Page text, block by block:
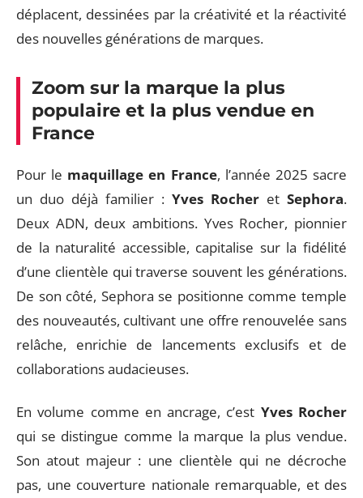
déplacent, dessinées par la créativité et la réactivité
des nouvelles générations de marques.
Zoom sur la marque la plus
populaire et la plus vendue en
France
Pour le maquillage en France, l’année 2025 sacre
un duo déjà familier : Yves Rocher et Sephora.
Deux ADN, deux ambitions. Yves Rocher, pionnier
de la naturalité accessible, capitalise sur la fidélité
d’une clientèle qui traverse souvent les générations.
De son côté, Sephora se positionne comme temple
des nouveautés, cultivant une offre renouvelée sans
relâche, enrichie de lancements exclusifs et de
collaborations audacieuses.
En volume comme en ancrage, c’est Yves Rocher
qui se distingue comme la marque la plus vendue.
Son atout majeur : une clientèle qui ne décroche
pas, une couverture nationale remarquable, et des